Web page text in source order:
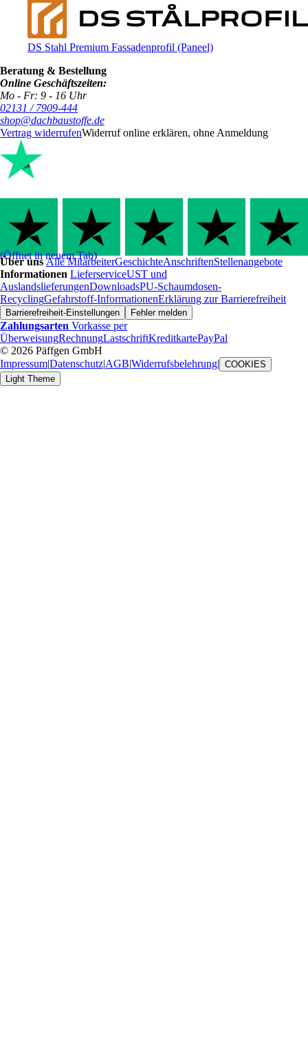
DS Stahl Premium Fassadenprofil (Paneel)
Beratung & Bestellung
Online Geschäftszeiten:
Mo - Fr: 9 - 16 Uhr
02131 / 7909-444
shop@dachbaustoffe.de
Vertrag widerrufenWiderruf online erklären, ohne Anmeldung
(Öffnet in neuem Tab)
Über unsAlle MitarbeiterGeschichteAnschriftenStellenangebote
Informationen LieferserviceUST und
AuslandslieferungenDownloadsPU-Schaumdosen-
RecyclingGefahrstoff-InformationenErklärung zur Barrierefreiheit
Barrierefreiheit-Einstellungen Fehler melden
Zahlungsarten Vorkasse per
ÜberweisungRechnungLastschriftKreditkartePayPal
© 2026 Päffgen GmbH
Impressum|Datenschutz|AGB|Widerrufsbelehrung| COOKIES
Light Theme